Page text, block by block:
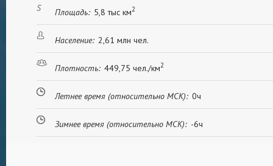
Площадь: 5,8 тыс км2
Население: 2,61 млн чел.
Плотность: 449,75 чел./км2
Летнее время (относительно МСК): 0ч
Зимнее время (относительно МСК): -6ч